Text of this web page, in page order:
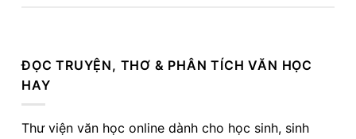
ĐỌC TRUYỆN, THƠ & PHÂN TÍCH VĂN HỌC
HAY
Thư viện văn học online dành cho học sinh, sinh